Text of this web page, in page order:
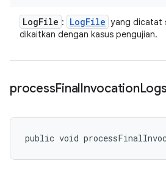
LogFile : LogFile yang dicatat
dikaitkan dengan kasus pengujian.
processFinalInvocationLogs
public void